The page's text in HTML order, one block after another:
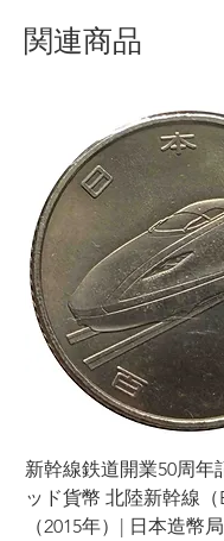
関連商品
新幹線鉄道開業50周年
ッド貨幣 北陸新幹線
（2015年）| 日本造幣